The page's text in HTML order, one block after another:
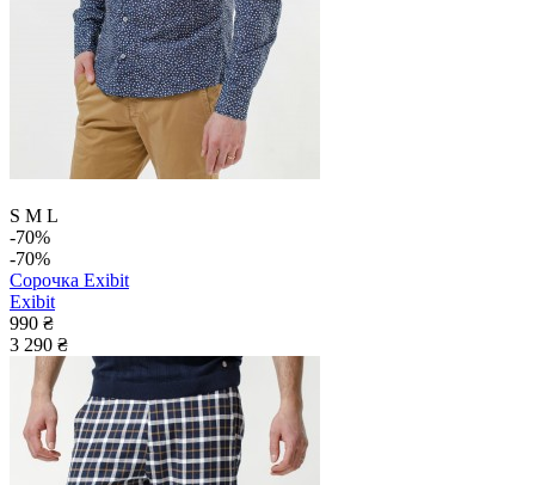
S M L
-70%
-70%
Сорочка Exibit
Exibit
990 ₴
3 290 ₴